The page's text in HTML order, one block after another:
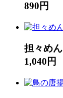
890円
担々めん
1,040円